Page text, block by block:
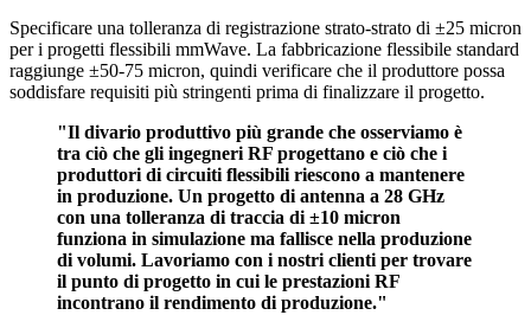
Specificare una tolleranza di registrazione strato-strato di ±25 micron
per i progetti flessibili mmWave. La fabbricazione flessibile standard
raggiunge ±50-75 micron, quindi verificare che il produttore possa
soddisfare requisiti più stringenti prima di finalizzare il progetto.
"Il divario produttivo più grande che osserviamo è
tra ciò che gli ingegneri RF progettano e ciò che i
produttori di circuiti flessibili riescono a mantenere
in produzione. Un progetto di antenna a 28 GHz
con una tolleranza di traccia di ±10 micron
funziona in simulazione ma fallisce nella produzione
di volumi. Lavoriamo con i nostri clienti per trovare
il punto di progetto in cui le prestazioni RF
incontrano il rendimento di produzione."